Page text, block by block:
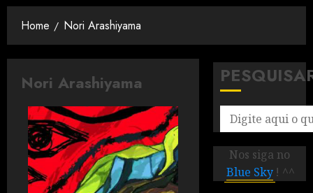
Home Nori Arashiyama
Nori Arashiyama
Nos siga no
Blue Sky ! ^^